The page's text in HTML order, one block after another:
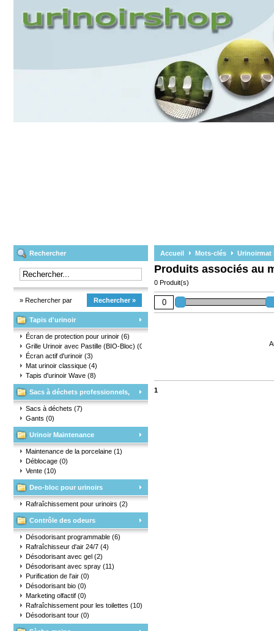
Rechercher
» Rechercher par
marque
Rechercher »
Tapis d'urinoir
Écran de protection pour urinoir (6)
Grille Urinoir avec Pastille (BIO-Bloc) (0)
Écran actif d'urinoir (3)
Mat urinoir classique (4)
Tapis d'urinoir Wave (8)
Sacs à déchets professionnels,
matériaux d'emballage et gants
Sacs à déchets (7)
Gants (0)
Urinoir Maintenance
Maintenance de la porcelaine (1)
Déblocage (0)
Vente (10)
Deo-bloc pour urinoirs
Rafraîchissement pour urinoirs (2)
Contrôle des odeurs
Désodorisant programmable (6)
Rafraîchisseur d'air 24/7 (4)
Désodorisant avec gel (2)
Désodorisant avec spray (11)
Purification de l'air (0)
Désodorisant bio (0)
Marketing olfactif (0)
Rafraîchissement pour les toilettes (10)
Désodorisant tour (0)
Accueil Mots-clés Urinoirmat
Produits associés au
0 Produit(s)
1